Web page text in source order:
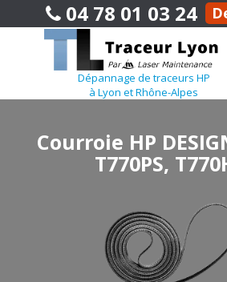
04 78 01 03 24
Dépannage de traceurs HP
à Lyon et Rhône-Alpes
Courroie HP
T770PS,